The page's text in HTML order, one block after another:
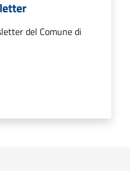
del Comune di